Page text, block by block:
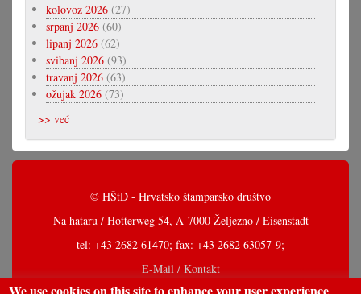
kolovoz 2026 (27)
srpanj 2026 (60)
lipanj 2026 (62)
svibanj 2026 (93)
travanj 2026 (63)
ožujak 2026 (73)
>> već
© HŠtD - Hrvatsko štamparsko društvo
Na hataru / Hotterweg 54, A-7000 Željezno / Eisenstadt
tel: +43 2682 61470; fax: +43 2682 63057-9;
E-Mail / Kontakt